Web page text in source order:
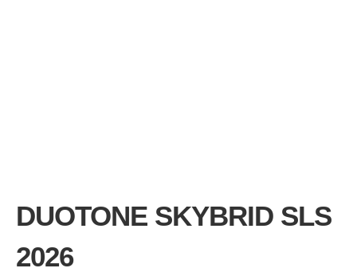
DUOTONE SKYBRID SLS
2026